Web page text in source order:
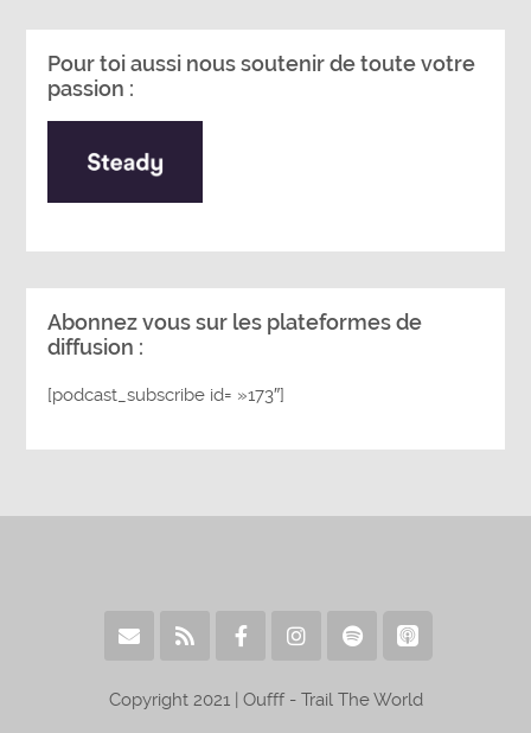
Pour toi aussi nous soutenir de toute votre
passion :
Abonnez vous sur les plateformes de
diffusion :
[podcast_subscribe id= »173″]
Copyright 2021 | Oufff - Trail The World